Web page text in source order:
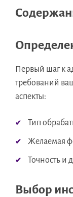
Первый шаг к
требований
аспекты:
Тип
Желаемая
Точность и
Выбор